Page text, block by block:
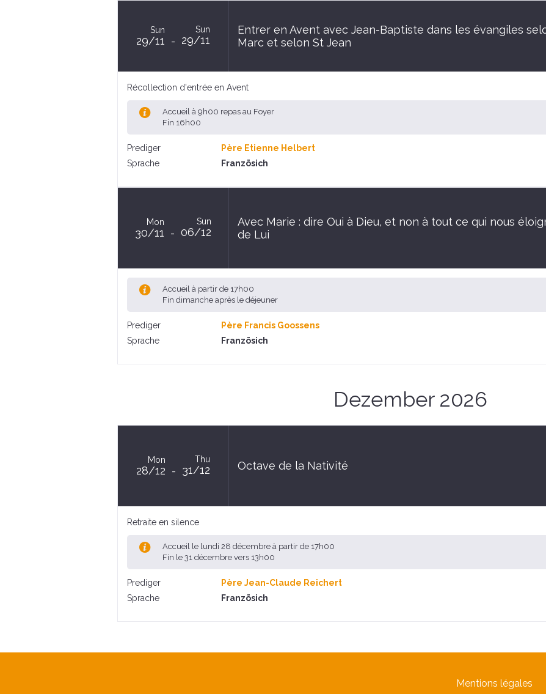
Sun
29/11
Sun
29/11
Entrer en Avent avec Jean-Baptiste dans les évangiles
Marc et selon St Jean
Récollection d'entrée en Avent
Accueil à 9h00 repas au Foyer
Fin 16h00
Prediger
Père Etienne Helbert
Sprache
Französich
Mon
30/11
Sun
06/12
Avec Marie : dire Oui à Dieu, et non à tout ce qui nous
de Lui
Accueil à partir de 17h00
Fin dimanche après le déjeuner
Prediger
Père Francis Goossens
Sprache
Französich
Dezember 2026
Mon
28/12
Thu
31/12 Octave de la Nativité
Retraite en silence
Accueil le lundi 28 décembre à partir de 17h00
Fin le 31 décembre vers 13h00
Prediger
Père Jean-Claude Reichert
Sprache
Französich
Mentions légales